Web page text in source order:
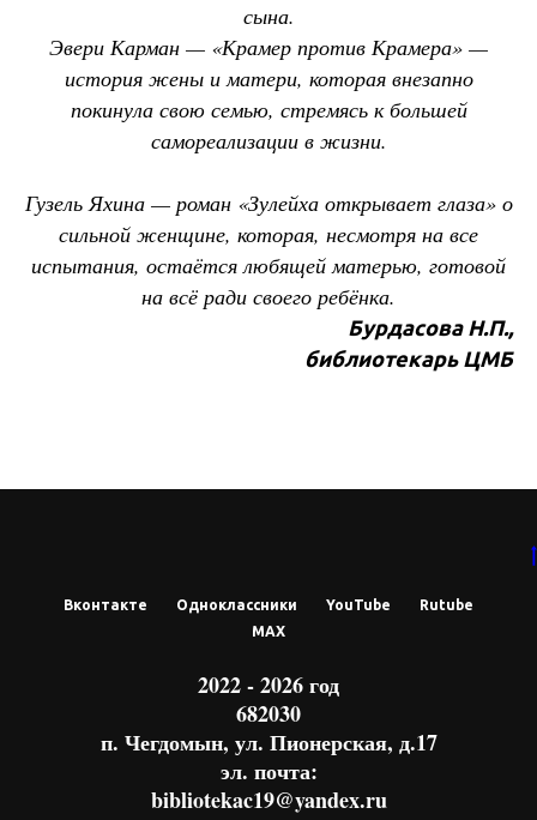
сына.
Эвери Карман — «Крамер против Крамера» —
история жены и матери, которая внезапно
покинула свою семью, стремясь к большей
самореализации в жизни.
Гузель Яхина — роман «Зулейха открывает глаза» о
сильной женщине, которая, несмотря на все
испытания, остаётся любящей матерью, готовой
на всё ради своего ребёнка.
Бурдасова Н.П.,
библиотекарь ЦМБ
Вконтакте Одноклассники YouTube
Rutube
МАХ
2022 - 2026 год
682030
п. Чегдомын, ул. Пионерская, д.17
эл. почта:
bibliotekac19@yandex.ru